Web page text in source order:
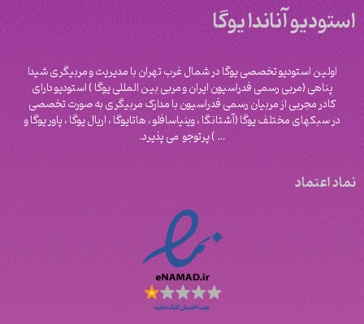
استودیو آناندا یوگا
اولین استودیو تخصصی یوگا در شمال غرب تهران با مدیریت و مربیگری شیدا
پناهی (مربی رسمی فدراسیون ایران و مربی بین المللی یوگا ) استودیو دارای
کادر مجربی از مربیان رسمی فدراسیون با مدارک مربیگری به صورت تخصصی
در سبکهای مختلف یوگا (آشتانگا ، وینیاسافلو ، هاتایوگا ، اریال یوگا ، پاور یوگا و
‌… ) پرتوجو می پذیرد.
نماد اعتماد